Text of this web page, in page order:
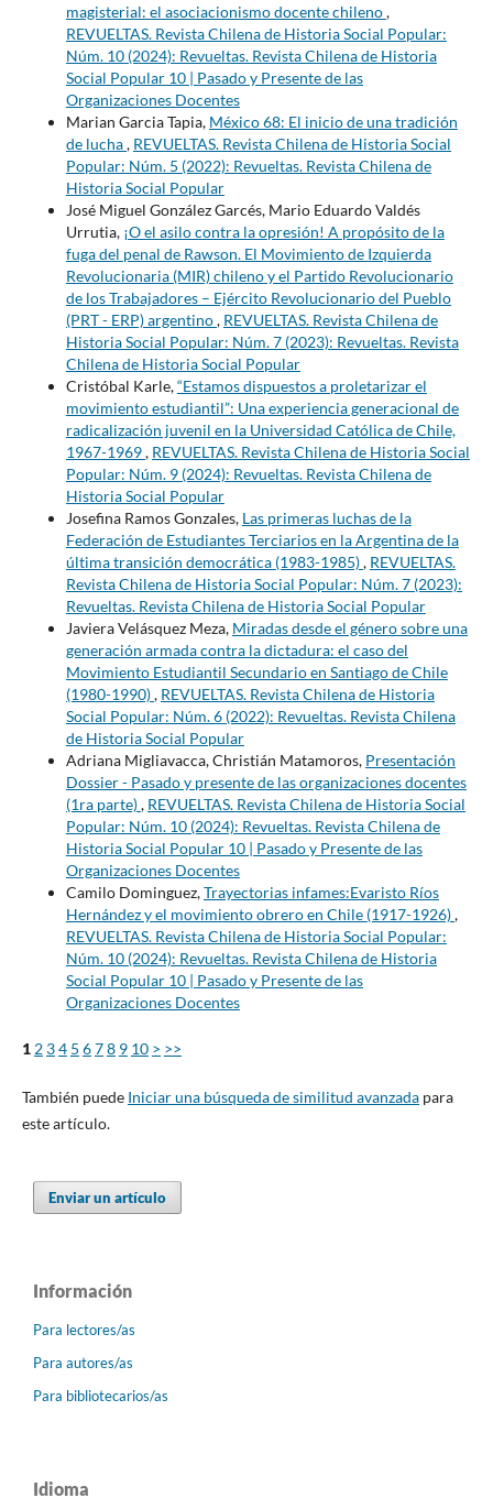
magisterial: el asociacionismo docente chileno,
REVUELTAS. Revista Chilena de Historia Social Popular:
Núm. 10 (2024): Revueltas. Revista Chilena de Historia
Social Popular 10 | Pasado y Presente de las
Organizaciones Docentes
Marian Garcia Tapia, México 68: El inicio de una tradición
de lucha, REVUELTAS. Revista Chilena de Historia Social
Popular: Núm. 5 (2022): Revueltas. Revista Chilena de
Historia Social Popular
José Miguel González Garcés, Mario Eduardo Valdés
Urrutia, ¡O el asilo contra la opresión! A propósito de la
fuga del penal de Rawson. El Movimiento de Izquierda
Revolucionaria (MIR) chileno y el Partido Revolucionario
de los Trabajadores – Ejército Revolucionario del Pueblo
(PRT - ERP) argentino, REVUELTAS. Revista Chilena de
Historia Social Popular: Núm. 7 (2023): Revueltas. Revista
Chilena de Historia Social Popular
Cristóbal Karle,“Estamos dispuestos a proletarizar el
movimiento estudiantil”: Una experiencia generacional de
radicalización juvenil en la Universidad Católica de Chile,
1967-1969, REVUELTAS. Revista Chilena de Historia Social
Popular: Núm. 9 (2024): Revueltas. Revista Chilena de
Historia Social Popular
Josefina Ramos Gonzales, Las primeras luchas de la
Federación de Estudiantes Terciarios en la Argentina de la
última transición democrática (1983-1985), REVUELTAS.
Revista Chilena de Historia Social Popular: Núm. 7 (2023):
Revueltas. Revista Chilena de Historia Social Popular
Javiera Velásquez Meza, Miradas desde el género sobre una
generación armada contra la dictadura: el caso del
Movimiento Estudiantil Secundario en Santiago de Chile
(1980-1990), REVUELTAS. Revista Chilena de Historia
Social Popular: Núm. 6 (2022): Revueltas. Revista Chilena
de Historia Social Popular
Adriana Migliavacca, Christián Matamoros, Presentación
Dossier - Pasado y presente de las organizaciones docentes
(1ra parte), REVUELTAS. Revista Chilena de Historia Social
Popular: Núm. 10 (2024): Revueltas. Revista Chilena de
Historia Social Popular 10 | Pasado y Presente de las
Organizaciones Docentes
Camilo Dominguez,Trayectorias infames:Evaristo Ríos
Hernández y el movimiento obrero en Chile (1917-1926),
REVUELTAS. Revista Chilena de Historia Social Popular:
Núm. 10 (2024): Revueltas. Revista Chilena de Historia
Social Popular 10 | Pasado y Presente de las
Organizaciones Docentes
1 2 34 5 678 9 10 > >>
También puede Iniciar una búsqueda de similitud avanzadapara
este artículo.
Enviar un artículo
Información
Para lectores/as
Para autores/as
Para bibliotecarios/as
Idioma